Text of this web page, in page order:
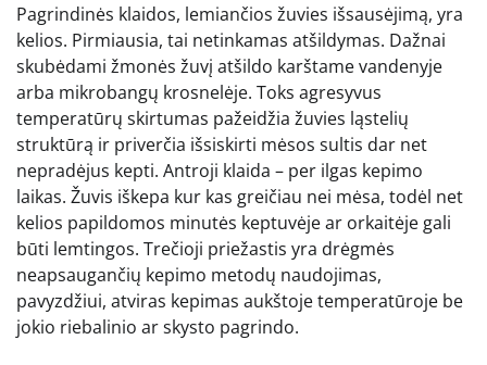
Pagrindinės klaidos, lemiančios žuvies išsausėjimą, yra
kelios. Pirmiausia, tai netinkamas atšildymas. Dažnai
skubėdami žmonės žuvį atšildo karštame vandenyje
arba mikrobangų krosnelėje. Toks agresyvus
temperatūrų skirtumas pažeidžia žuvies ląstelių
struktūrą ir priverčia išsiskirti mėsos sultis dar net
nepradėjus kepti. Antroji klaida – per ilgas kepimo
laikas. Žuvis iškepa kur kas greičiau nei mėsa, todėl net
kelios papildomos minutės keptuvėje ar orkaitėje gali
būti lemtingos. Trečioji priežastis yra drėgmės
neapsaugančių kepimo metodų naudojimas,
pavyzdžiui, atviras kepimas aukštoje temperatūroje be
jokio riebalinio ar skysto pagrindo.